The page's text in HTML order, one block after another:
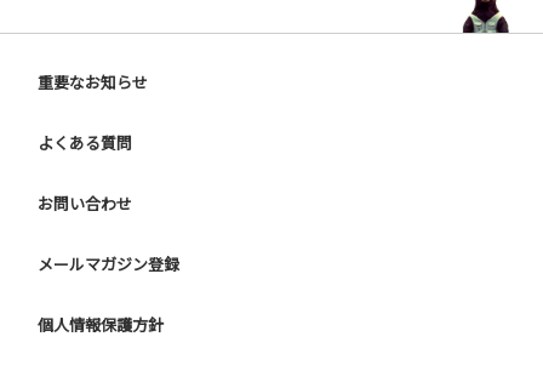
４.ご訪問客とのサイト内での面会はご遠慮願います。
６.周囲に迷惑となるような行為（夜間の大声での談笑等）や
７.BBQ台（BBQコンロやグリル）は床面から高さ60cm以上
さい。
９ ユニットハウス内のシンクでは、コンロや網などの洗浄は
重要なお知らせ
よくある質問
お問い合わせ
メールマガジン登録
個人情報保護方針